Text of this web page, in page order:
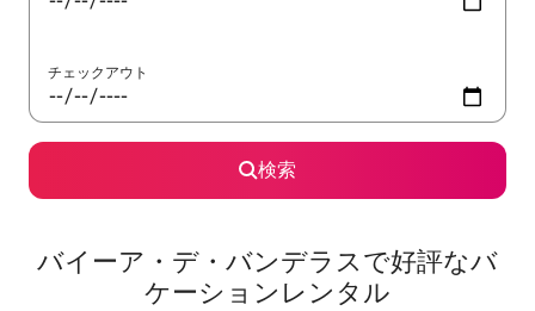
チェックアウト
検索
バイーア・デ・バンデラスで好評なバ
ケーションレンタル